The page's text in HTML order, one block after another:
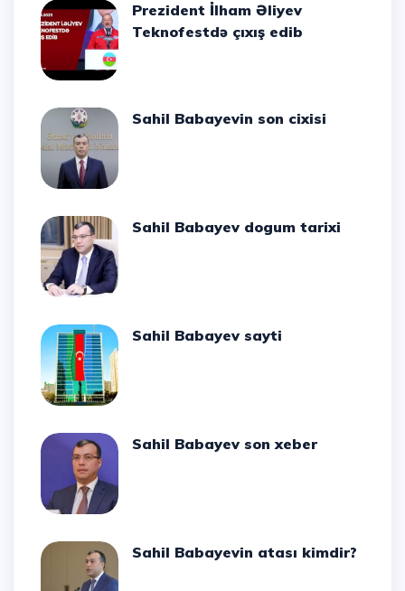
Prezident İlham Əliyev
Teknofestdə çıxış edib
Sahil Babayevin son cixisi
Sahil Babayev dogum tarixi
Sahil Babayev sayti
Sahil Babayev son xeber
Sahil Babayevin atası kimdir?